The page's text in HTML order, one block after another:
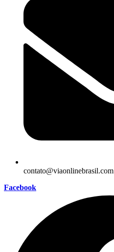
contato@viaonlinebrasil.com
Facebook